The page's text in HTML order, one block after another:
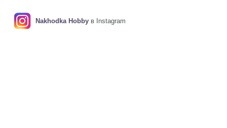
Nakhodka Hobby в Instagram